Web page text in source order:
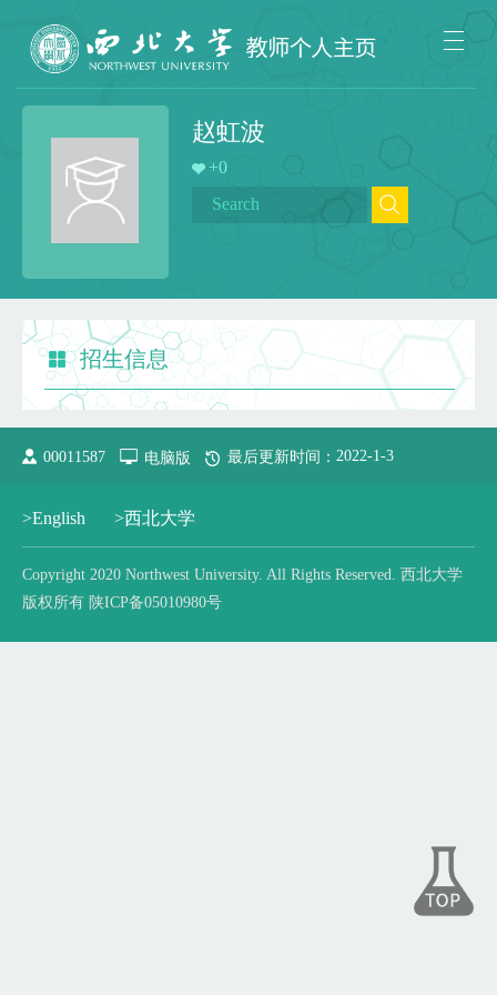
赵虹波
+0
招生信息
00011587 电脑版 最后更新时间： 2022-1-3
>English >西北大学
Copyright 2020 Northwest University. All Rights Reserved. 西北大学
版权所有 陕ICP备05010980号